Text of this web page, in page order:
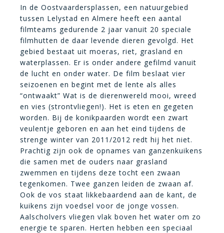
In de Oostvaardersplassen, een natuurgebied
tussen Lelystad en Almere heeft een aantal
filmteams gedurende 2 jaar vanuit 20 speciale
filmhutten de daar levende dieren gevolgd. Het
gebied bestaat uit moeras, riet, grasland en
waterplassen. Er is onder andere gefilmd vanuit
de lucht en onder water. De film beslaat vier
seizoenen en begint met de lente als alles
“ontwaakt” Wat is de dierenwereld mooi, wreed
en vies (strontvliegen!). Het is eten en gegeten
worden. Bij de konikpaarden wordt een zwart
veulentje geboren en aan het eind tijdens de
strenge winter van 2011/2012 redt hij het niet.
Prachtig zijn ook de opnames van ganzenkuikens
die samen met de ouders naar grasland
zwemmen en tijdens deze tocht een zwaan
tegenkomen. Twee ganzen leiden de zwaan af.
Ook de vos staat likkebaardend aan de kant, de
kuikens zijn voedsel voor de jonge vossen.
Aalscholvers vliegen vlak boven het water om zo
energie te sparen. Herten hebben een speciaal